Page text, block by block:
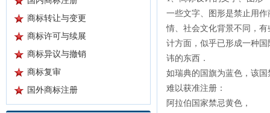
商标转让与变更
商标许可与续展
商标异议与撤销
商标复审
国外商标注册
一些文字、图形是禁止用
情、社会文化背景不同，
计方面，似乎已形成一种
讳的东西．
如瑞典的国旗为蓝色，该
难以获准注册：
阿拉伯国家禁忌黄色，